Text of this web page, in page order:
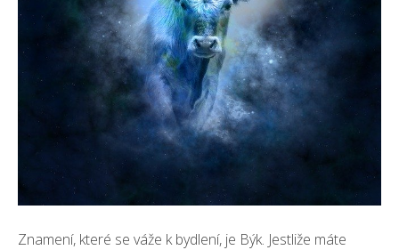
Znamení, které se váže k bydlení, je Býk. Jestliže máte